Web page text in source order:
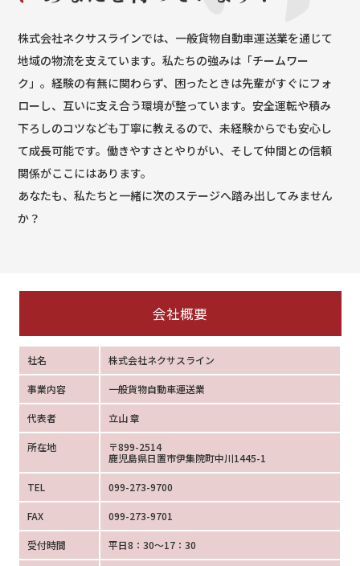
株式会社ネクサスラインでは、一般貨物自動車運送業を通じて
地域の物流を支えています。私たちの強みは「チームワー
ク」。経験の有無に関わらず、困ったときは先輩がすぐにフォ
ローし、互いに支え合う環境が整っています。安全運転や積み
下ろしのコツなども丁寧に教えるので、未経験からでも安心し
て成長可能です。働きやすさとやりがい、そして仲間との信頼
関係がここにはあります。
あなたも、私たちと一緒に次のステージへ踏み出してみません
か？
会社概要
社名 株式会社ネクサスライン
事業内容 一般貨物自動車運送業
代表者 立山 章
所在地
〒899-2514
鹿児島県日置市伊集院町中川1445-1
TEL 099-273-9700
FAX 099-273-9701
受付時間 平日8：30～17：30